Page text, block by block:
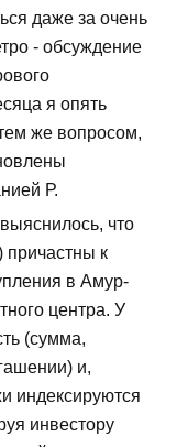
даже за очень
- обсуждение
я опять
же вопросом,
Р.
что
причастны к
в Амур-
центра. У
(сумма,
и,
индексируются
инвестору